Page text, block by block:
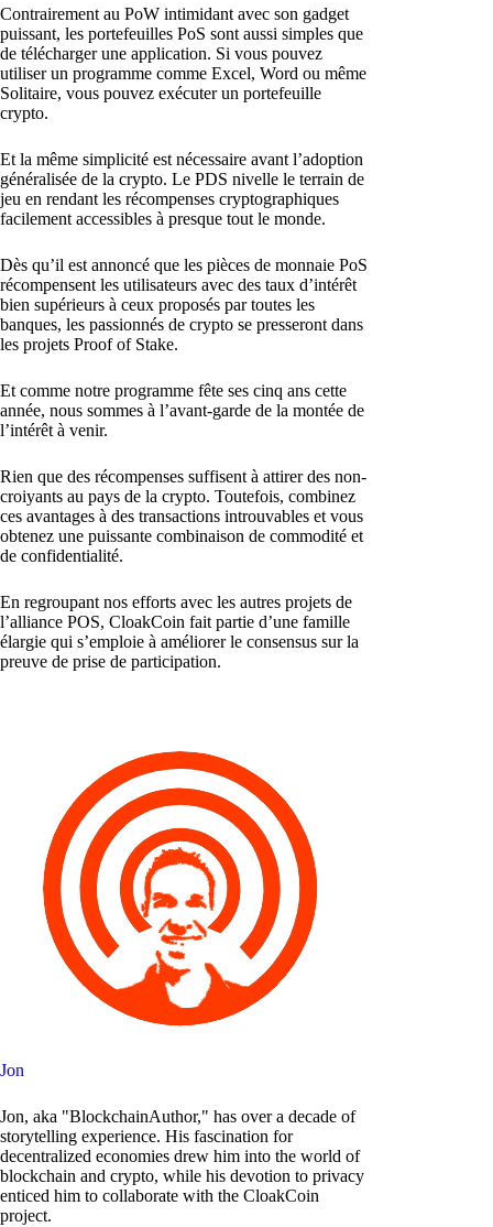
Contrairement au PoW intimidant avec son gadget
puissant, les portefeuilles PoS sont aussi simples que
de télécharger une application. Si vous pouvez
utiliser un programme comme Excel, Word ou même
Solitaire, vous pouvez exécuter un portefeuille
crypto.
Et la même simplicité est nécessaire avant l’adoption
généralisée de la crypto. Le PDS nivelle le terrain de
jeu en rendant les récompenses cryptographiques
facilement accessibles à presque tout le monde.
Dès qu’il est annoncé que les pièces de monnaie PoS
récompensent les utilisateurs avec des taux d’intérêt
bien supérieurs à ceux proposés par toutes les
banques, les passionnés de crypto se presseront dans
les projets Proof of Stake.
Et comme notre programme fête ses cinq ans cette
année, nous sommes à l’avant-garde de la montée de
l’intérêt à venir.
Rien que des récompenses suffisent à attirer des non-
croiyants au pays de la crypto. Toutefois, combinez
ces avantages à des transactions introuvables et vous
obtenez une puissante combinaison de commodité et
de confidentialité.
En regroupant nos efforts avec les autres projets de
l’alliance POS, CloakCoin fait partie d’une famille
élargie qui s’emploie à améliorer le consensus sur la
preuve de prise de participation.
Jon
Jon, aka "BlockchainAuthor," has over a decade of
storytelling experience. His fascination for
decentralized economies drew him into the world of
blockchain and crypto, while his devotion to privacy
enticed him to collaborate with the CloakCoin
project.